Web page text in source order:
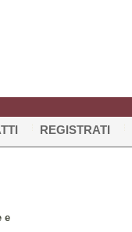
REGISTRATI
e